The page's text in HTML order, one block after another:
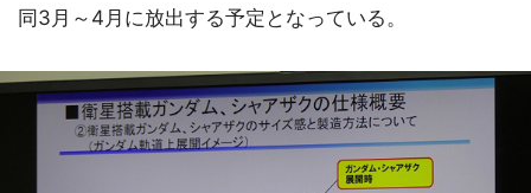
同3月～4月に放出する予定となっている。